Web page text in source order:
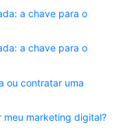
a chave para o
a chave para o
ou contratar uma
meu marketing digital?